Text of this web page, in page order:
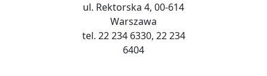
ul. Rektorska 4, 00-614
Warszawa
tel. 22 234 6330, 22 234
6404